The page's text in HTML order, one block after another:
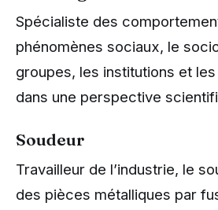
Spécialiste des
phénomènes sociaux, le
groupes, les institutions et
dans une perspective
Soudeur
Travailleur de l’industrie, le
des pièces métalliques par